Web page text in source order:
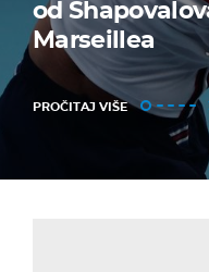
od
Marseillea
PROČITAJ VIŠE